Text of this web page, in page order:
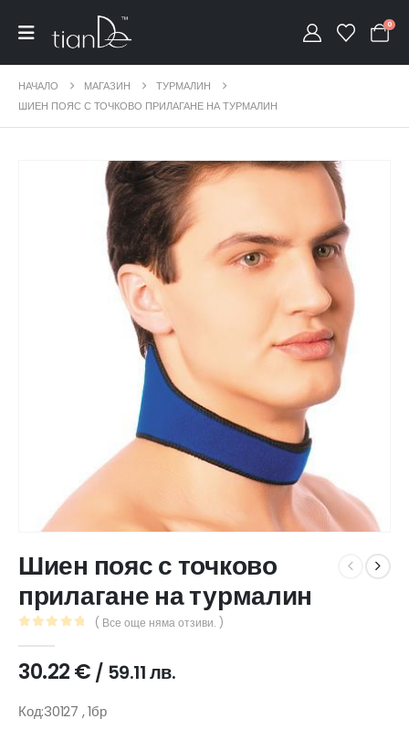
0
НАЧАЛО МАГАЗИН
ТУРМАЛИН
ШИЕН ПОЯС С ТОЧКОВО ПРИЛАГАНЕ НА ТУРМАЛИН
Шиен пояс с точково
прилагане на турмалин
( Все още няма отзиви. )
30.22€ / 59.11 лв.
Код:30127 , 1бр